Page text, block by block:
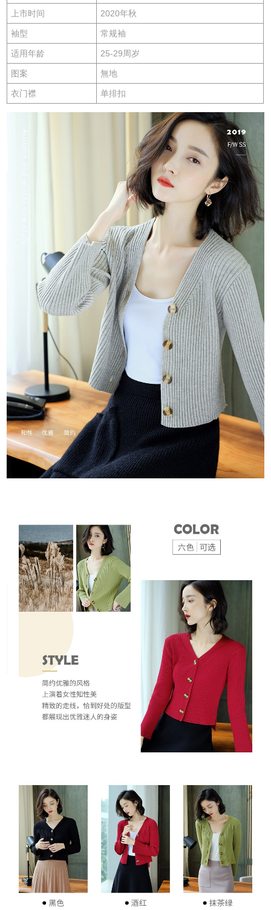
上市时间 2020年秋
袖型 常规袖
适用年龄 25-29周岁
图案 無地
衣门襟 单排扣